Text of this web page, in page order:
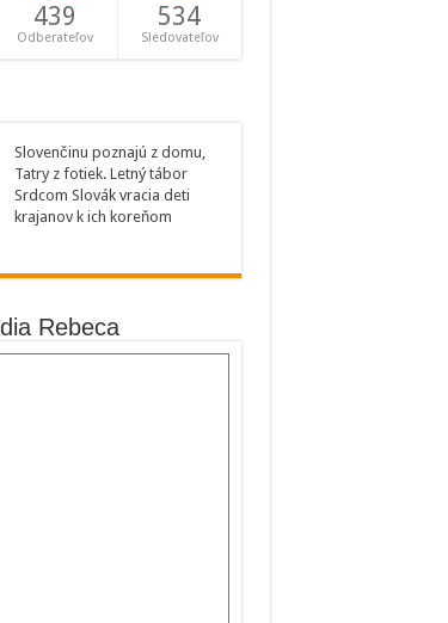
439
Odberateľov
534
Sledovateľov
Slovenčinu poznajú z domu,
Tatry z fotiek. Letný tábor
Srdcom Slovák vracia deti
krajanov k ich koreňom
Rebeca